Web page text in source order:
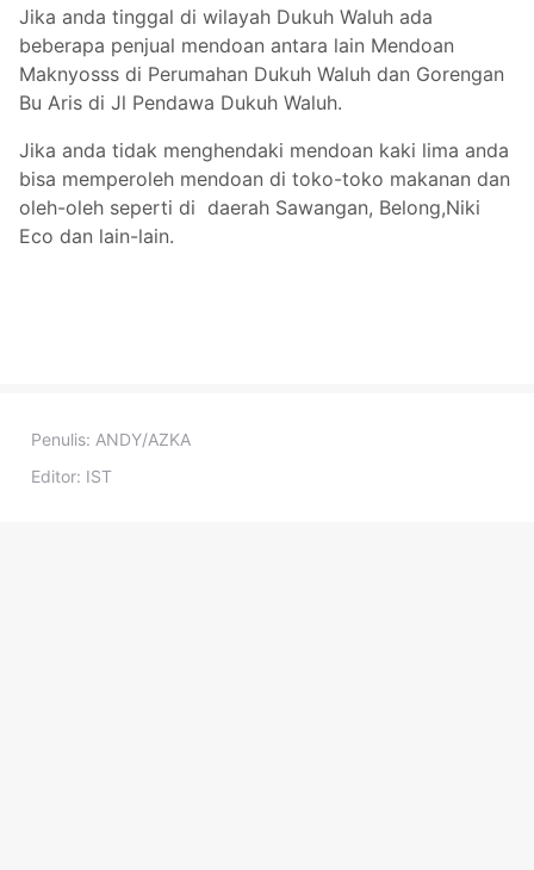
Jika anda tinggal di wilayah Dukuh Waluh ada
beberapa penjual mendoan antara lain Mendoan
Maknyosss di Perumahan Dukuh Waluh dan Gorengan
Bu Aris di Jl Pendawa Dukuh Waluh.
Jika anda tidak menghendaki mendoan kaki lima anda
bisa memperoleh mendoan di toko-toko makanan dan
oleh-oleh seperti di daerah Sawangan, Belong,Niki
Eco dan lain-lain.
Penulis: ANDY/AZKA
Editor: IST